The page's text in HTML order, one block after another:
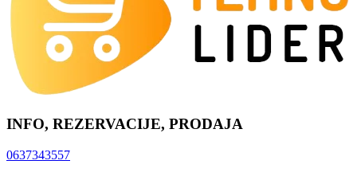
INFO, REZERVACIJE, PRODAJA
0637343557